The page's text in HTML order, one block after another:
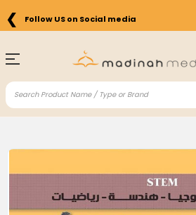
❮ Follow US on Social media